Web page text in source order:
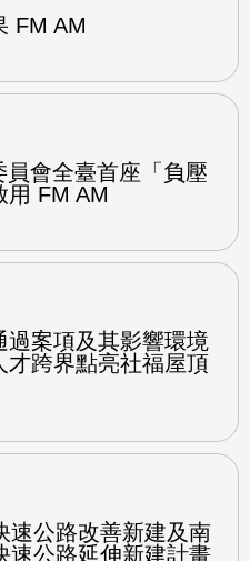
FM AM
員會全臺首座「負壓
用 FM AM
過案項及其影響環境
才跨界點亮社福屋頂
速公路改善新建及南
速公路延伸新建計畫